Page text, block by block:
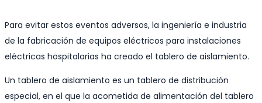
Para evitar estos eventos adversos, la ingeniería e industria
de la fabricación de equipos eléctricos para instalaciones
eléctricas hospitalarias ha creado el tablero de aislamiento.
Un tablero de aislamiento es un tablero de distribución
especial, en el que la acometida de alimentación del tablero